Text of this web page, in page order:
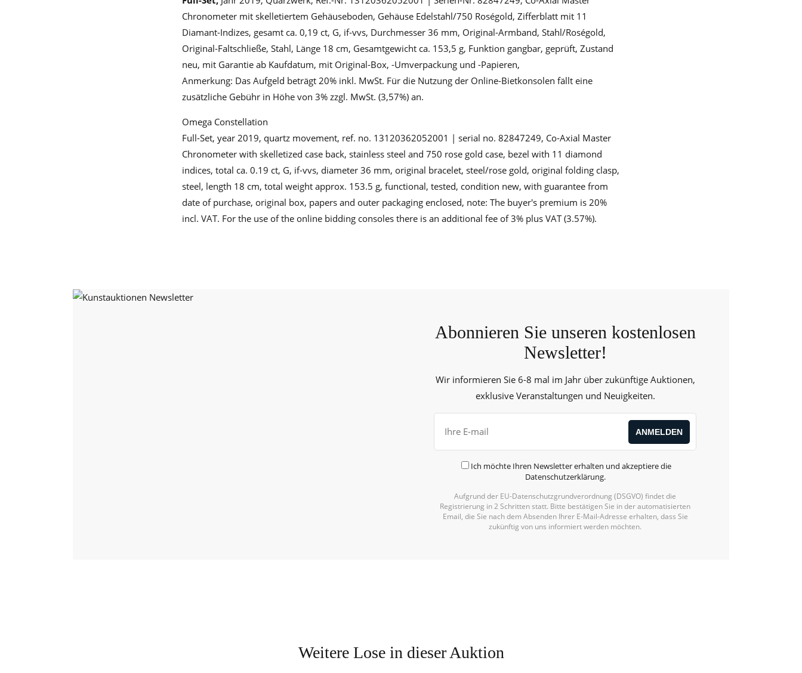
Chronometer mit skelletiertem Gehäuseboden, Gehäuse Edelstahl/750 Roségold, Zifferblatt mit 11
Diamant-Indizes, gesamt ca. 0,19 ct, G, if-vvs, Durchmesser 36 mm, Original-Armband, Stahl/Roségold,
Original-Faltschließe, Stahl, Länge 18 cm, Gesamtgewicht ca. 153,5 g, Funktion gangbar, geprüft, Zustand
neu, mit Garantie ab Kaufdatum, mit Original-Box, -Umverpackung und -Papieren,
Anmerkung: Das Aufgeld beträgt 20% inkl. MwSt. Für die Nutzung der Online-Bietkonsolen fällt eine
zusätzliche Gebühr in Höhe von 3% zzgl. MwSt. (3,57%) an.
Omega Constellation
Full-Set, year 2019, quartz movement, ref. no. 13120362052001 | serial no. 82847249, Co-Axial Master
Chronometer with skelletized case back, stainless steel and 750 rose gold case, bezel with 11 diamond
indices, total ca. 0.19 ct, G, if-vvs, diameter 36 mm, original bracelet, steel/rose gold, original folding clasp,
steel, length 18 cm, total weight approx. 153.5 g, functional, tested, condition new, with guarantee from
date of purchase, original box, papers and outer packaging enclosed, note: The buyer's premium is 20%
incl. VAT. For the use of the online bidding consoles there is an additional fee of 3% plus VAT (3.57%).
Abonnieren Sie unseren kostenlosen
Newsletter!
Wir informieren Sie 6-8 mal im Jahr über zukünftige Auktionen,
exklusive Veranstaltungen und Neuigkeiten.
Ich möchte Ihren Newsletter erhalten und akzeptiere die
Datenschutzerklärung.
Aufgrund der EU-Datenschutzgrundverordnung (DSGVO) findet die
Registrierung in 2 Schritten statt. Bitte bestätigen Sie in der automatisierten
Email, die Sie nach dem Absenden Ihrer E-Mail-Adresse erhalten, dass Sie
zukünftig von uns informiert werden möchten.
Weitere Lose in dieser Auktion